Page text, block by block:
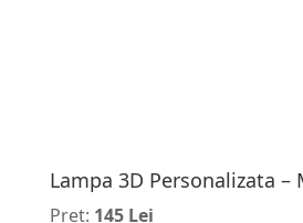
Lampa 3D Personalizata –
Pret: 145 Lei